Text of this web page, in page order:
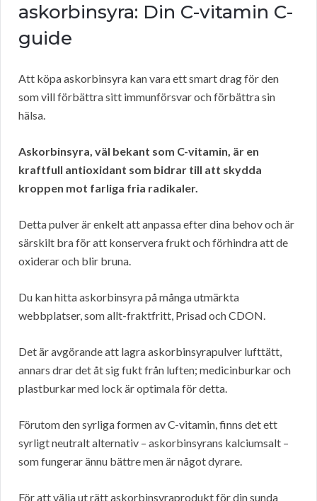
askorbinsyra: Din C-vitamin C-
guide
Att köpa askorbinsyra kan vara ett smart drag för den
som vill förbättra sitt immunförsvar och förbättra sin
hälsa.
Askorbinsyra, väl bekant som C-vitamin, är en
kraftfull antioxidant som bidrar till att skydda
kroppen mot farliga fria radikaler.
Detta pulver är enkelt att anpassa efter dina behov och är
särskilt bra för att konservera frukt och förhindra att de
oxiderar och blir bruna.
Du kan hitta askorbinsyra på många utmärkta
webbplatser, som allt-fraktfritt, Prisad och CDON.
Det är avgörande att lagra askorbinsyrapulver lufttätt,
annars drar det åt sig fukt från luften; medicinburkar och
plastburkar med lock är optimala för detta.
Förutom den syrliga formen av C-vitamin, finns det ett
syrligt neutralt alternativ – askorbinsyrans kalciumsalt –
som fungerar ännu bättre men är något dyrare.
För att välja ut rätt askorbinsyraprodukt för din sunda